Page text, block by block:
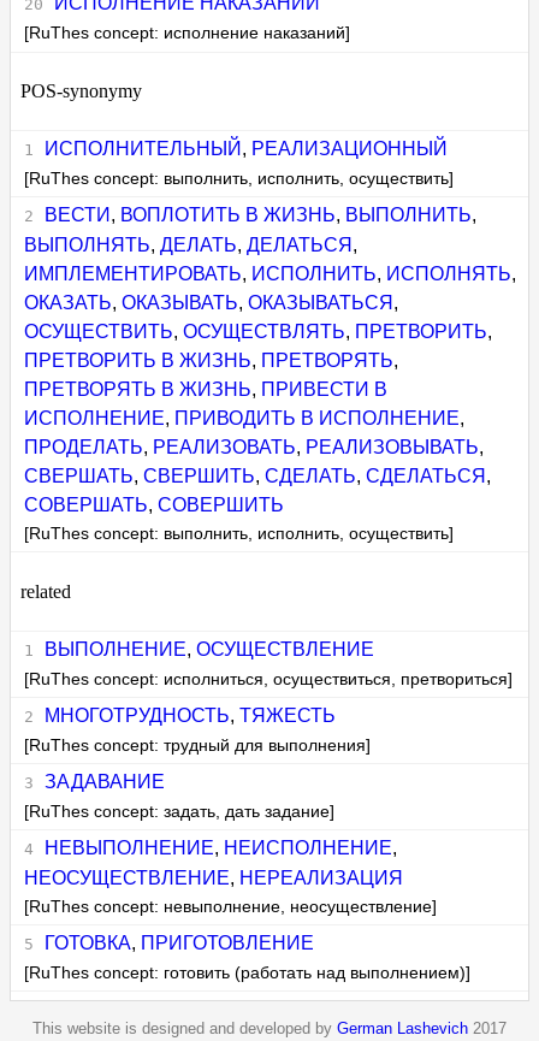
[RuThes concept: исполнение наказаний]
POS-synonymy
ИСПОЛНИТЕЛЬНЫЙ , РЕАЛИЗАЦИОННЫЙ
[RuThes concept: выполнить, исполнить, осуществить]
ВЕСТИ , ВОПЛОТИТЬ В ЖИЗНЬ, ВЫПОЛНИТЬ,
ВЫПОЛНЯТЬ,ДЕЛАТЬ,ДЕЛАТЬСЯ ,
ИМПЛЕМЕНТИРОВАТЬ, ИСПОЛНИТЬ, ИСПОЛНЯТЬ,
ОКАЗАТЬ,ОКАЗЫВАТЬ,ОКАЗЫВАТЬСЯ ,
ОСУЩЕСТВИТЬ,ОСУЩЕСТВЛЯТЬ, ПРЕТВОРИТЬ,
ПРЕТВОРИТЬ В ЖИЗНЬ, ПРЕТВОРЯТЬ,
ПРЕТВОРЯТЬ В ЖИЗНЬ, ПРИВЕСТИ В
ИСПОЛНЕНИЕ, ПРИВОДИТЬ В ИСПОЛНЕНИЕ,
ПРОДЕЛАТЬ, РЕАЛИЗОВАТЬ, РЕАЛИЗОВЫВАТЬ,
СВЕРШАТЬ,СВЕРШИТЬ,СДЕЛАТЬ,СДЕЛАТЬСЯ ,
СОВЕРШАТЬ,СОВЕРШИТЬ
[RuThes concept: выполнить, исполнить, осуществить]
related
ВЫПОЛНЕНИЕ, ОСУЩЕСТВЛЕНИЕ
[RuThes concept: исполниться, осуществиться, претвориться]
МНОГОТРУДНОСТЬ, ТЯЖЕСТЬ
[RuThes concept: трудный для выполнения]
ЗАДАВАНИЕ
[RuThes concept: задать, дать задание]
НЕВЫПОЛНЕНИЕ, НЕИСПОЛНЕНИЕ,
НЕОСУЩЕСТВЛЕНИЕ, НЕРЕАЛИЗАЦИЯ
[RuThes concept: невыполнение, неосуществление]
ГОТОВКА, ПРИГОТОВЛЕНИЕ
[RuThes concept: готовить (работать над выполнением)]
This website is designed and developed by German Lashevich 2017